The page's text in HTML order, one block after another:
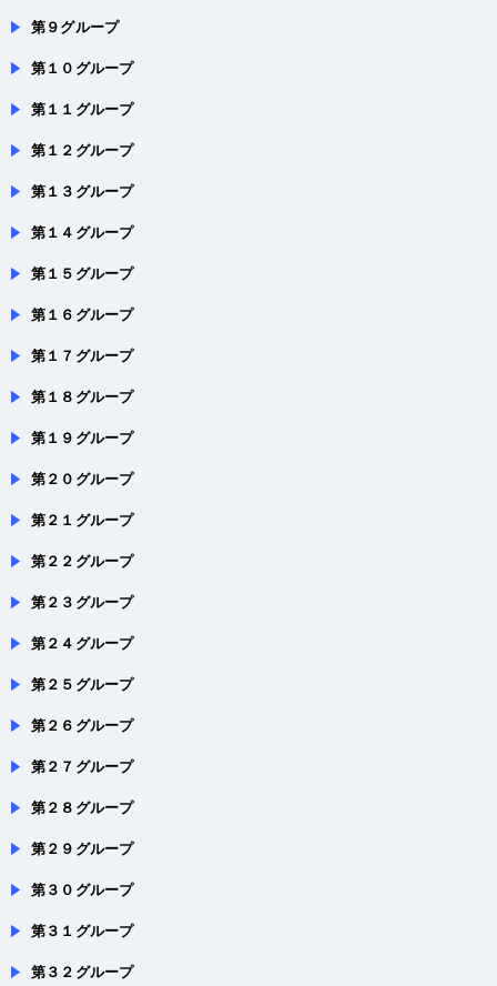
第１０グループ
第１１グループ
第１２グループ
第１３グループ
第１４グループ
第１５グループ
第１６グループ
第１７グループ
第１８グループ
第１９グループ
第２０グループ
第２１グループ
第２２グループ
第２３グループ
第２４グループ
第２５グループ
第２６グループ
第２７グループ
第２８グループ
第２９グループ
第３０グループ
第３１グループ
第３２グループ
第３３グループ